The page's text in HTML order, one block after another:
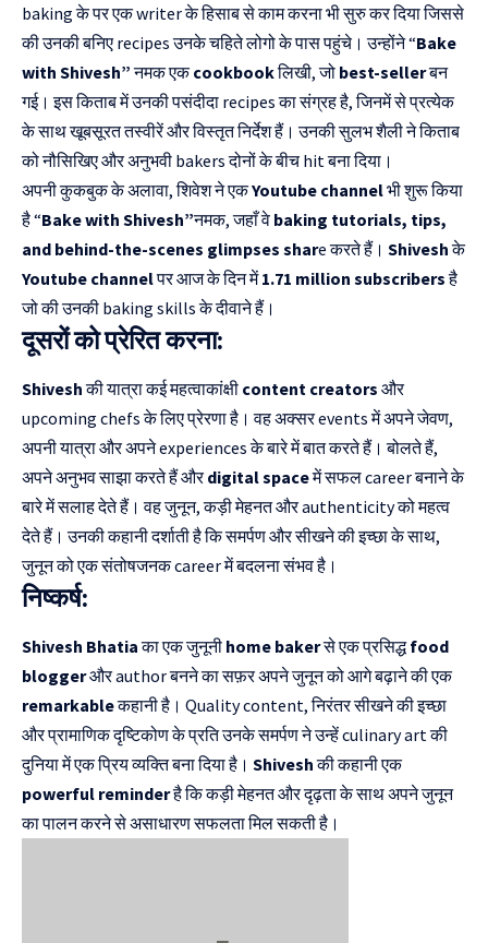
baking के पर एक writer के हिसाब से काम करना भी सुरु कर दिया जिससे
की उनकी बनिए recipes उनके चहिते लोगो के पास पहुंचे। उन्होंने “Bake
with Shivesh”नमक एकcookbookलिखी, जो best-sellerबन
गई। इस किताब में उनकी पसंदीदा recipes का संग्रह है, जिनमें से प्रत्येक
के साथ खूबसूरत तस्वीरें और विस्तृत निर्देश हैं। उनकी सुलभ शैली ने किताब
को नौसिखिए और अनुभवी bakers दोनों के बीच hit बना दिया।
अपनी कुकबुक के अलावा, शिवेश ने एकYoutube channelभी शुरू किया
है “Bake with Shivesh”नमक, जहाँ वे baking tutorials, tips,
and behind-the-scenes glimpses share करते हैं। Shiveshके
Youtube channelपर आज के दिन में1.71 million subscribersहै
जो की उनकी baking skills के दीवाने हैं।
दूसरों को प्रेरित करना:
Shiveshकी यात्रा कई महत्वाकांक्षी content creators और
upcoming chefs के लिए प्रेरणा है। वह अक्सर events में अपने जेवण,
अपनी यात्रा और अपने experiences के बारे में बात करते हैं। बोलते हैं,
अपने अनुभव साझा करते हैं औरdigital spaceमें सफल career बनाने के
बारे में सलाह देते हैं। वह जुनून, कड़ी मेहनत और authenticity को महत्व
देते हैं। उनकी कहानी दर्शाती है कि समर्पण और सीखने की इच्छा के साथ,
जुनून को एक संतोषजनक career में बदलना संभव है।
निष्कर्ष:
Shivesh Bhatiaका एक जुनूनी home bakerसे एक प्रसिद्धfood
bloggerऔर author बनने का सफ़र अपने जुनून को आगे बढ़ाने की एक
remarkableकहानी है। Quality content, निरंतर सीखने की इच्छा
और प्रामाणिक दृष्टिकोण के प्रति उनके समर्पण ने उन्हें culinary art की
दुनिया में एक प्रिय व्यक्ति बना दिया है। Shiveshकी कहानी एक
powerful reminderहै कि कड़ी मेहनत और दृढ़ता के साथ अपने जुनून
का पालन करने से असाधारण सफलता मिल सकती है।